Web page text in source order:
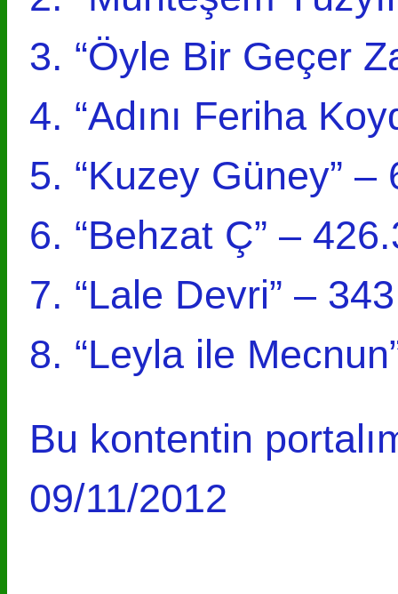
3. “Öyle Bir Geçer
4. “Adını Feriha
5. “Kuzey Güney” –
6. “Behzat Ç” –
7. “Lale Devri” –
8. “Leyla ile
Bu kontentin
09/11/2012